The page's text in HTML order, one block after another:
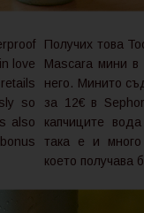
love
so
also
Получих това
Mascara мини
него. Минито
за 12€ в
капчиците
така е и
което получава